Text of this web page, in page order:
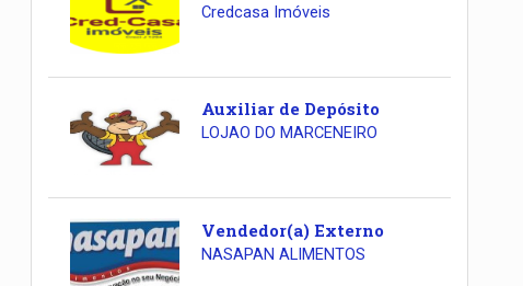
Credcasa Imóveis
Auxiliar de Depósito
LOJAO DO MARCENEIRO
Vendedor(a) Externo
NASAPAN ALIMENTOS